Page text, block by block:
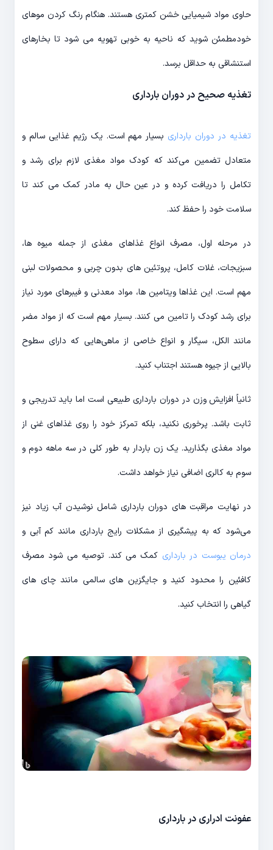
حاوی مواد شیمیایی خشن کمتری هستند. هنگام رنگ کردن موهای
خودمطمئن شوید که ناحیه به خوبی تهویه می شود تا بخارهای
استنشاقی به حداقل برسد.
تغذیه صحیح در دوران بارداری
تغذیه در دوران بارداری بسیار مهم است. یک رژیم غذایی سالم و
متعادل تضمین می‌کند که کودک مواد مغذی لازم برای رشد و
تکامل را دریافت کرده و در عین حال به مادر کمک می کند تا
سلامت خود را حفظ کند.
در مرحله اول، مصرف انواع غذاهای مغذی از جمله میوه ها،
سبزیجات، غلات کامل، پروتئین های بدون چربی و محصولات لبنی
مهم است. این غذاها ویتامین ها، مواد معدنی و فیبرهای مورد نیاز
برای رشد کودک را تامین می کنند. بسیار مهم است که از مواد مضر
مانند الکل، سیگار و انواع خاصی از ماهی‌هایی که دارای سطوح
بالایی از جیوه هستند اجتناب کنید.
ثانیاً افزایش وزن در دوران بارداری طبیعی است اما باید تدریجی و
ثابت باشد. پرخوری نکنید، بلکه تمرکز خود را روی غذاهای غنی از
مواد مغذی بگذارید. یک زن باردار به طور کلی در سه ماهه دوم و
سوم به کالری اضافی نیاز خواهد داشت.
در نهایت مراقبت های دوران بارداری شامل نوشیدن آب زیاد نیز
می‌شود که به پیشگیری از مشکلات رایج بارداری مانند کم آبی و
درمان یبوست در بارداری کمک می کند. توصیه می شود مصرف
کافئین را محدود کنید و جایگزین های سالمی مانند چای های
گیاهی را انتخاب کنید.
عفونت ادراری در بارداری